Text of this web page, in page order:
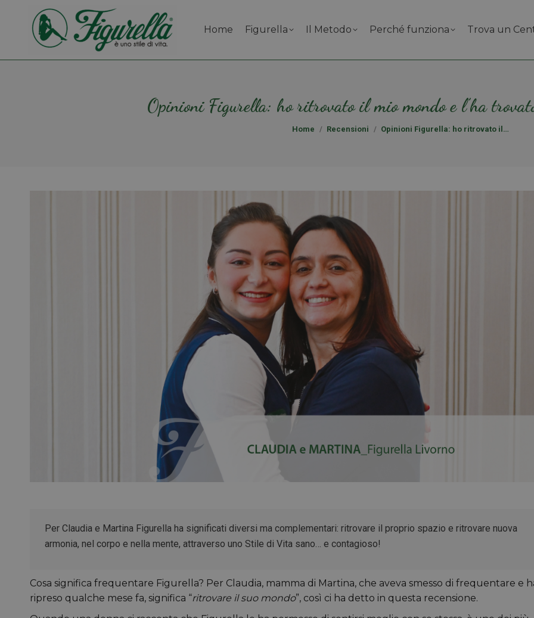
Home Figurella Il Metodo Perché funziona Trova un
Opinioni Figurella: ho ritrovato il mio mondo e l’ha
Tu sei qui:
Home Recensioni Opinioni Figurella: ho ritrovato il…
Per Claudia e Martina Figurella ha significati diversi ma complementari: ritrovare il proprio spazio e ritrovare nuova
armonia, nel corpo e nella mente, attraverso uno Stile di Vita sano… e contagioso!
Cosa significa frequentare Figurella? Per Claudia, mamma di Martina, che aveva smesso di frequentare e
ripreso qualche mese fa, significa “ritrovare il suo mondo”, così ci ha detto in questa recensione.